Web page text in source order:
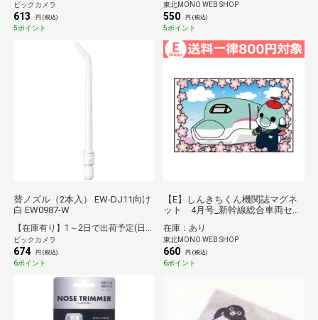
ビックカメラ
613 円 (税込)
5ポイント
東北MONO WEB SHOP
550 円 (税込)
5ポイント
替ノズル（2本入） EW-DJ11向け
白 EW0987-W
【在庫有り】1～2日で出荷予定(日付指定可)
ビックカメラ
674 円 (税込)
6ポイント
【E】しんきちくん機関誌マグネ
ット 4月号_新幹線総合車両セン
在庫：あり
東北MONO WEB SHOP
660 円 (税込)
6ポイント